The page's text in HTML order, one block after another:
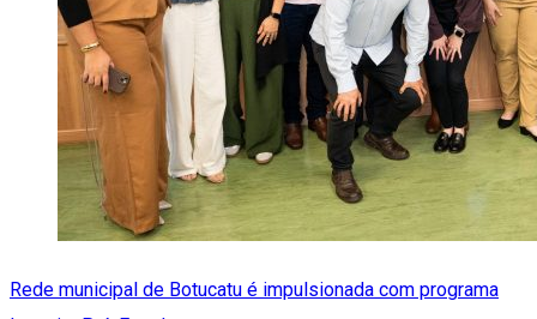
Rede municipal de Botucatu é impulsionada com programa